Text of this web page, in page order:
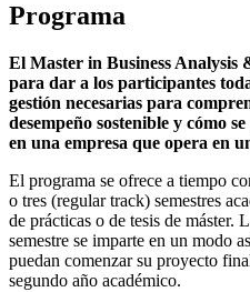
Programa
El Master in Business Analysis
para dar a los participantes
gestión necesarias para
desempeño sostenible y cómo
en una empresa que opera en
El programa se ofrece a tiempo
o tres (regular track) semestres
de prácticas o de tesis de máster.
semestre se imparte en un modo
puedan comenzar su proyecto
segundo año académico.